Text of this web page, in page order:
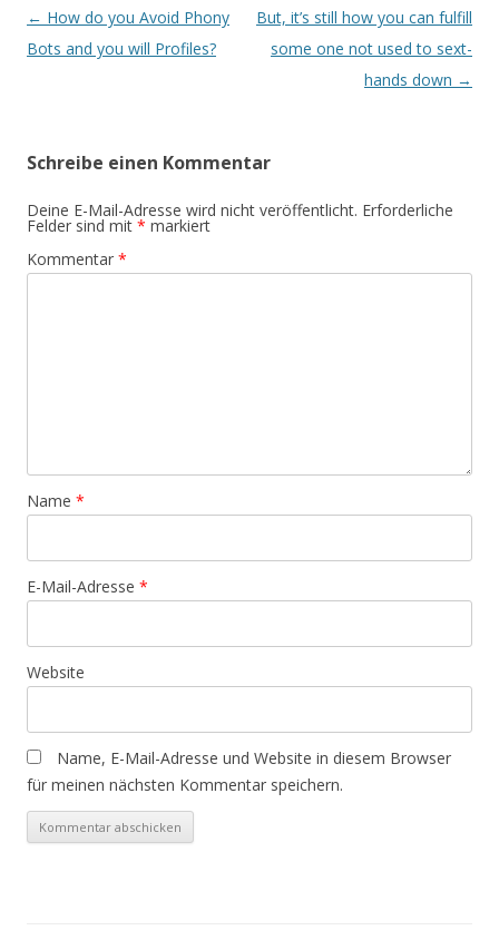
Beitrags-
Navigation
← How do you Avoid Phony
Bots and you will Profiles?
But, it’s still how you can fulfill
some one not used to sext-
hands down →
Schreibe einen Kommentar
Deine E-Mail-Adresse wird nicht veröffentlicht. Erforderliche
Felder sind mit * markiert
Kommentar *
Name *
E-Mail-Adresse *
Website
Name, E-Mail-Adresse und Website in diesem Browser
für meinen nächsten Kommentar speichern.